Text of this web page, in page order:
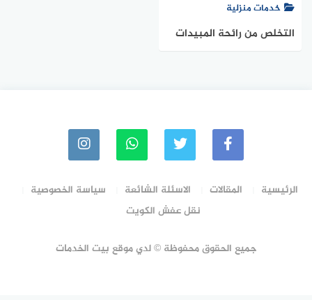
خدمات منزلية
التخلص من رائحة المبيدات
الرئيسية المقالات الاسئلة الشائعة
سياسة الخصوصية
نقل عفش الكويت
جميع الحقوق محفوظة © لدي موقع بيت الخدمات